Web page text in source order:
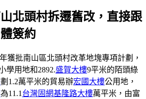
山北頭村拆遷舊改，直接跟
簽約
獲批南山區北頭村改革地塊專項計劃，
學用地和2892.盛賀大樓9平米的陌頭綠
劃1.2萬平米的貿易辦宏國大樓公用地，
為11.1 台灣固網基隆路大樓萬平米，由富